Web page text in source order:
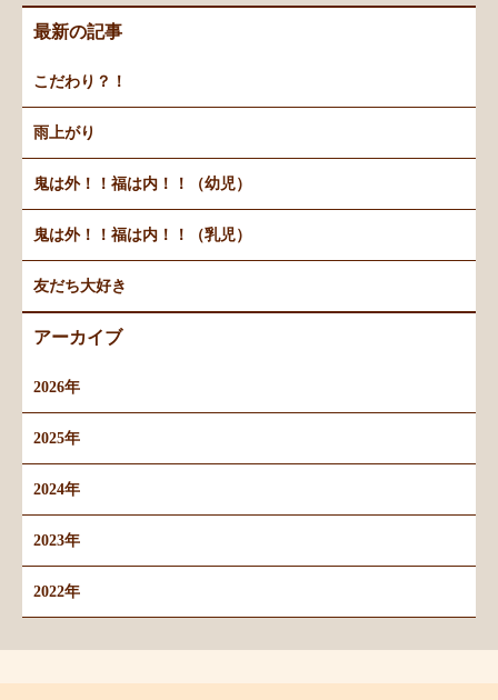
最新の記事
こだわり？！
雨上がり
鬼は外！！福は内！！（幼児）
鬼は外！！福は内！！（乳児）
友だち大好き
アーカイブ
2026年
2025年
2024年
2023年
2022年